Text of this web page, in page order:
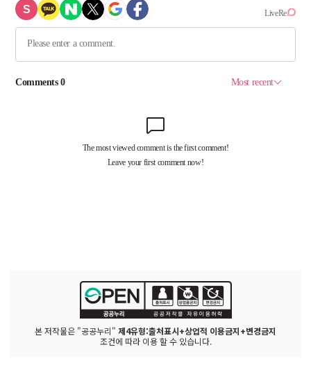
본 저작물은 "공공누리" 제4유형:출처표시+상업적 이용금지+변경금지
조건에 따라 이용 할 수 있습니다.